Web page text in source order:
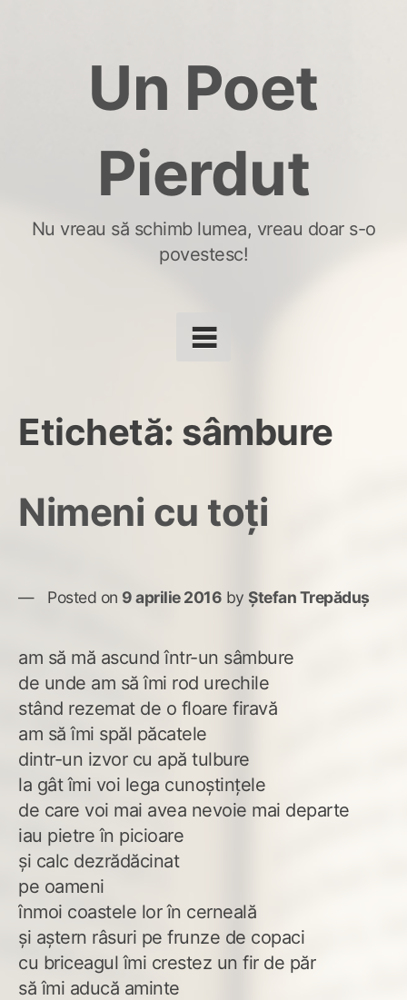
Un Poet
Pierdut
Nu vreau să schimb lumea, vreau doar s-o
povestesc!
Etichetă: sâmbure
Nimeni cu toți
Posted on 9 aprilie 2016 by Ștefan Trepăduș
am să mă ascund într-un sâmbure
de unde am să îmi rod urechile
stând rezemat de o floare firavă
am să îmi spăl păcatele
dintr-un izvor cu apă tulbure
la gât îmi voi lega cunoștințele
de care voi mai avea nevoie mai departe
iau pietre în picioare
și calc dezrădăcinat
pe oameni
înmoi coastele lor în cerneală
și aștern râsuri pe frunze de copaci
cu briceagul îmi crestez un fir de păr
să îmi aducă aminte